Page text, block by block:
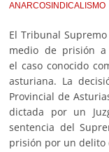
ANARCOSINDICALISMO
El Tribunal
medio de prisión a
el caso conocido
asturiana. La
Provincial de
dictada por un
sentencia del
prisión por un delito